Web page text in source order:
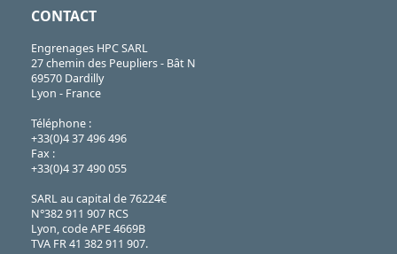
CONTACT
Engrenages HPC SARL
27 chemin des Peupliers - Bât N
69570 Dardilly
Lyon - France
Téléphone :
+33(0)4 37 496 496
Fax :
+33(0)4 37 490 055
SARL au capital de 76224€
N°382 911 907 RCS
Lyon, code APE 4669B
TVA FR 41 382 911 907.